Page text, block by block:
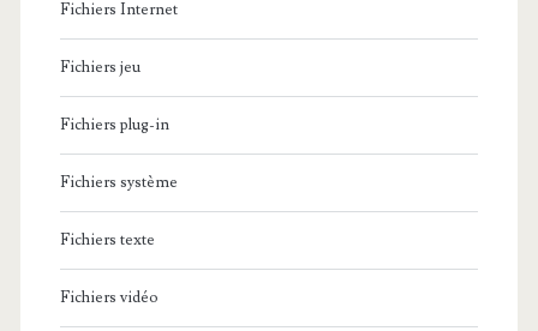
Fichiers Internet
Fichiers jeu
Fichiers plug-in
Fichiers système
Fichiers texte
Fichiers vidéo